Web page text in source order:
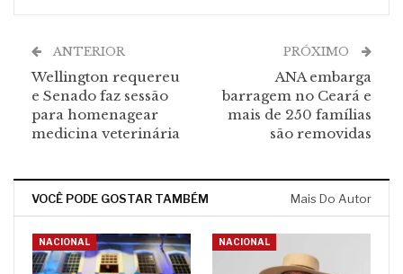
ANTERIOR
Wellington requereu
e Senado faz sessão
para homenagear
medicina veterinária
PRÓXIMO
ANA embarga
barragem no Ceará e
mais de 250 famílias
são removidas
VOCÊ PODE GOSTAR TAMBÉM Mais Do Autor
NACIONAL NACIONAL